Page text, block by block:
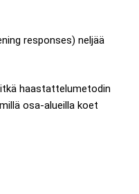
responses) neljää
haastattelumetodin
osa-alueilla koet